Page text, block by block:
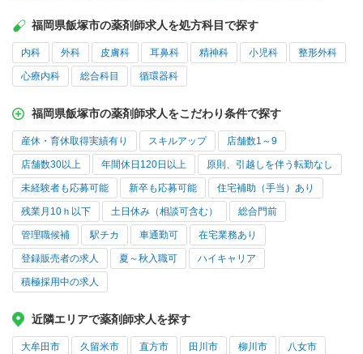
福岡県飯塚市の薬剤師求人を処方科目で探す
内科 外科 皮膚科 耳鼻科 精神科 小児科 整形外科
心療内科 総合科目 循環器科
福岡県飯塚市の薬剤師求人をこだわり条件で探す
産休・育休取得実績有り スキルアップ 店舗数1～9
店舗数30以上 年間休日120日以上 原則、引越しを伴う転勤なし
未経験者も応募可能 新卒も応募可能 住宅補助（手当）あり
残業月10ｈ以下 土日休み（相談可含む） 総合門前
管理職候補 駅チカ 車通勤可 在宅業務あり
登録販売者の求人 夏～秋入職可 ハイキャリア
積極採用中の求人
近隣エリアで薬剤師求人を探す
大牟田市 久留米市 直方市 田川市 柳川市 八女市